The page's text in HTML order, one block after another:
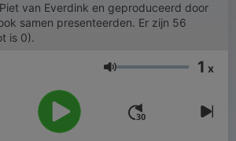
van Everdink en geproduceerd door
samen presenteerden. Er zijn 56
is 0).
Ένταση 1 x